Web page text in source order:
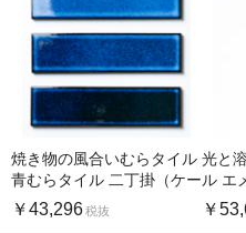
焼き物の風合いむらタイル
青むらタイル 二丁掛（ケー
ス）
￥43,296税抜
光と
ル エ
口（
￥